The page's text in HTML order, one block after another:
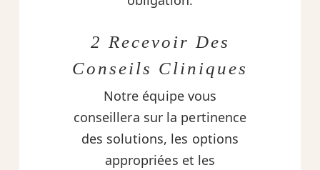
2 Recevoir Des
Conseils Cliniques
Notre équipe vous
conseillera sur la pertinence
des solutions, les options
appropriées et les